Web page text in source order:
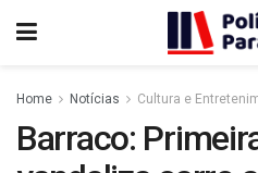
Home Notícias Cultura e
Barraco: